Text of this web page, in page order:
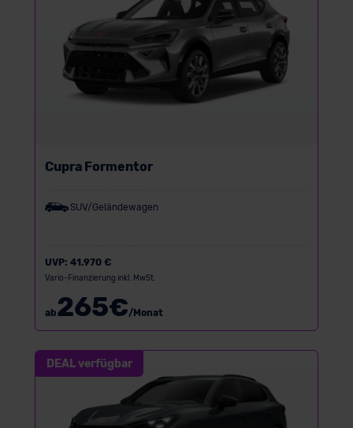
Cupra Formentor
SUV/Geländewagen
UVP: 41.970 €
Vario-Finanzierung inkl. MwSt.
ab265€/Monat
DEAL verfügbar